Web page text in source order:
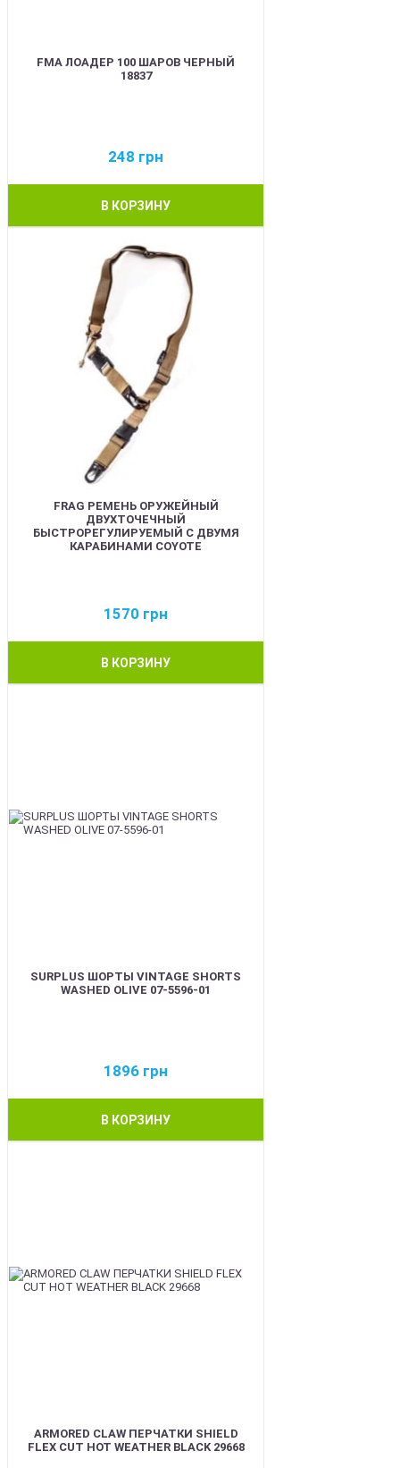
FMA ЛОАДЕР 100 ШАРОВ ЧЕРНЫЙ
18837
248 грн
В КОРЗИНУ
FRAG РЕМЕНЬ ОРУЖЕЙНЫЙ
ДВУХТОЧЕЧНЫЙ
БЫСТРОРЕГУЛИРУЕМЫЙ С ДВУМЯ
КАРАБИНАМИ COYOTE
1570 грн
В КОРЗИНУ
SURPLUS ШОРТЫ VINTAGE SHORTS
WASHED OLIVE 07-5596-01
1896 грн
В КОРЗИНУ
ARMORED CLAW ПЕРЧАТКИ SHIELD
FLEX CUT HOT WEATHER BLACK 29668